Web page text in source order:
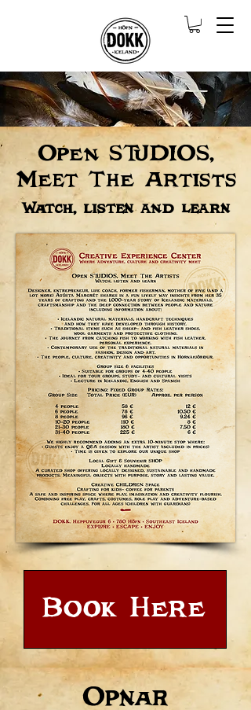
Open STUDIOS,
Meet The Artists
Watch, listen and learn
Book Here
Opnar